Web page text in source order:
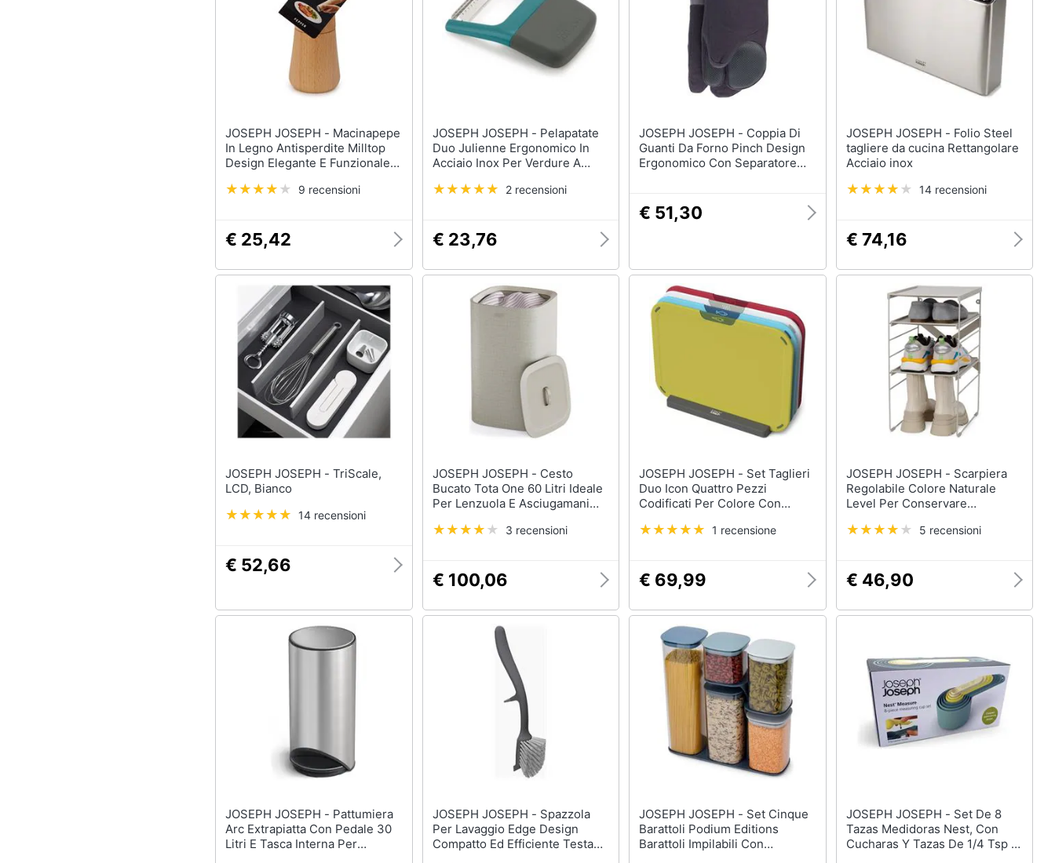
JOSEPH JOSEPH - Macinapepe
In Legno Antisperdite Milltop
Design Elegante E Funzionale
9 recensioni
€ 25,42
JOSEPH JOSEPH - Pelapatate
Duo Julienne Ergonomico In
Acciaio Inox Per Verdure A
Sicuro Colore Blu2 recensioni
€ 23,76
JOSEPH JOSEPH - Coppia Di
Guanti Da Forno Pinch Design
Ergonomico Con Separatore
Fino A 230 Gradi Polsino
Imbottito E Gancio Per
€ 51,30
JOSEPH JOSEPH - Folio Steel
tagliere da cucina Rettangolare
Acciaio inox
14 recensioni
€ 74,16
JOSEPH JOSEPH - TriScale,
LCD, Bianco
14 recensioni
€ 52,66
JOSEPH JOSEPH - Cesto
Bucato Tota One 60 Litri Ideale
Per Lenzuola E Asciugamani
Da Afferrare Design Elegante
3 recensioni
€ 100,06
JOSEPH JOSEPH - Set Taglieri
Duo Icon Quattro Pezzi
Codificati Per Colore Con
Antiscivolo Lavabili In
1 recensione
€ 69,99
JOSEPH JOSEPH - Scarpiera
Regolabile Colore Naturale
Level Per Conservare
Materiale Resistente Design
5 recensioni
€ 46,90
JOSEPH JOSEPH - Pattumiera
Arc Extrapiatta Con Pedale 30
Litri E Tasca Interna Per
JOSEPH JOSEPH - Spazzola
Per Lavaggio Edge Design
Compatto Ed Efficiente Testa
JOSEPH JOSEPH - Set Cinque
Barattoli Podium Editions
Barattoli Impilabili Con
JOSEPH JOSEPH - Set De 8
Tazas Medidoras Nest, Con
Cucharas Y Tazas De 1/4 Tsp A